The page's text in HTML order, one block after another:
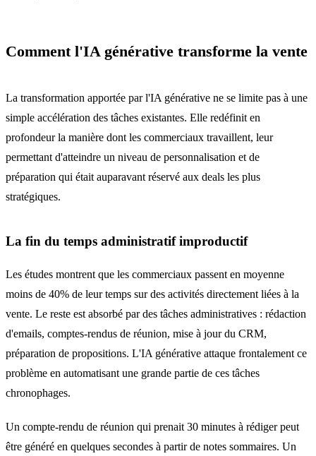
Comment l'IA générative transforme la vente
La transformation apportée par l'IA générative ne se limite pas à une
simple accélération des tâches existantes. Elle redéfinit en
profondeur la manière dont les commerciaux travaillent, leur
permettant d'atteindre un niveau de personnalisation et de
préparation qui était auparavant réservé aux deals les plus
stratégiques.
La fin du temps administratif improductif
Les études montrent que les commerciaux passent en moyenne
moins de 40% de leur temps sur des activités directement liées à la
vente. Le reste est absorbé par des tâches administratives : rédaction
d'emails, comptes-rendus de réunion, mise à jour du CRM,
préparation de propositions. L'IA générative attaque frontalement ce
problème en automatisant une grande partie de ces tâches
chronophages.
Un compte-rendu de réunion qui prenait 30 minutes à rédiger peut
être généré en quelques secondes à partir de notes sommaires. Un